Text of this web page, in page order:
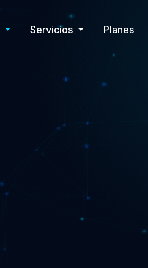
Servicios Planes